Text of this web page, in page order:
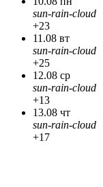
sun-rain-cloud
+23
11.08 вт
sun-rain-cloud
+25
12.08 ср
sun-rain-cloud
+13
13.08 чт
sun-rain-cloud
+17